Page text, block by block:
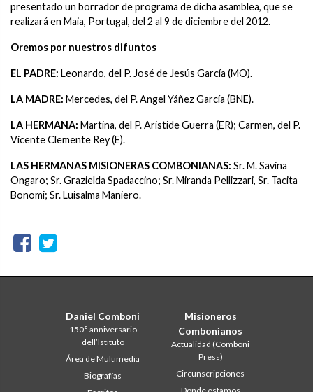
presentado un borrador de programa de dicha asamblea, que se
realizará en Maia, Portugal, del 2 al 9 de diciembre del 2012.
Oremos por nuestros difuntos
EL PADRE: Leonardo, del P. José de Jesús García (MO).
LA MADRE: Mercedes, del P. Angel Yáñez García (BNE).
LA HERMANA: Martina, del P. Aristide Guerra (ER); Carmen, del P.
Vicente Clemente Rey (E).
LAS HERMANAS MISIONERAS COMBONIANAS: Sr. M. Savina
Ongaro; Sr. Grazielda Spadaccino; Sr. Miranda Pellizzari, Sr. Tacita
Bonomi; Sr. Luisalma Maniero.
Daniel Comboni
150° anniversario
dell’Istituto
Área de Multimedia
Biografías
Misioneros
Combonianos
Actualidad (Comboni
Press)
Circunscripciones